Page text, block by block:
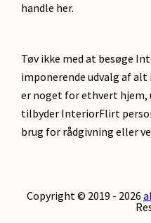
handle her.
Tøv ikke med at besøge
imponerende udvalg af
er noget for ethvert hjem,
tilbyder InteriorFlirt
brug for rådgivning eller
Copyright © 2019 - 2026